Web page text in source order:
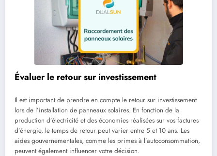
Évaluer le retour sur investissement
Il est important de prendre en compte le retour sur investissement
lors de l’installation de panneaux solaires. En fonction de la
production d’électricité et des économies réalisées sur vos factures
d’énergie, le temps de retour peut varier entre 5 et 10 ans. Les
aides gouvernementales, comme les primes à l’autoconsommation,
peuvent également influencer votre décision.